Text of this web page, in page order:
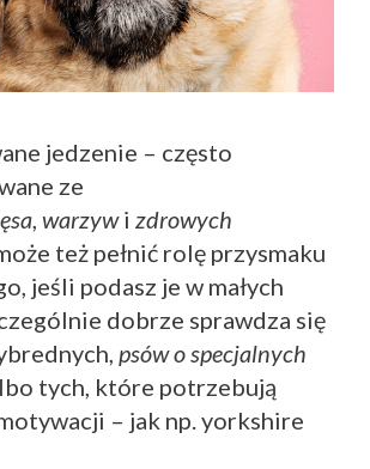
jedzenie – często
ze
warzywi zdrowych
też pełnić rolę przysmaku
jeśli podasz je w małych
dobrze sprawdza się
psów o specjalnych
tych, które potrzebują
– jak np. yorkshire